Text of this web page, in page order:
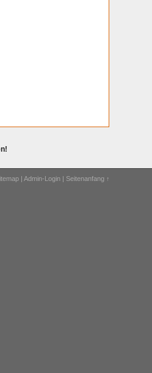
| Admin-Login | Seitenanfang ↑